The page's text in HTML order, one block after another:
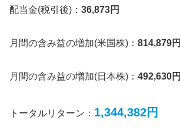
配当金(税引後)： 36,873円
月間の含み益の増加(米国株)： 814,879円
月間の含み益の増加(日本株)： 492,630円
トータルリターン： 1,344,382円